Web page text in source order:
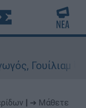
Όρμπιτ - Η
➔ Μάθετε